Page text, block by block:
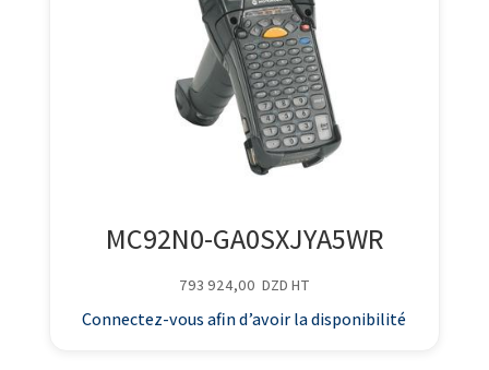
MC92N0-GA0SXJYA5WR
793 924,00 DZD HT
Connectez-vous afin d’avoir la disponibilité